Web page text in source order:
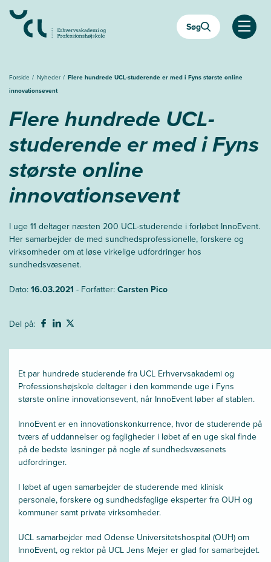
hovedindhold
Søg
Åben
Forside Nyheder
Flere hundrede UCL-studerende er med i Fyns største online
innovationsevent
Flere hundrede UCL-
studerende er med i Fyns
største online
innovationsevent
I uge 11 deltager næsten 200 UCL-studerende i forløbet InnoEvent.
Her samarbejder de med sundhedsprofessionelle, forskere og
virksomheder om at løse virkelige udfordringer hos
sundhedsvæsenet.
Dato:16.03.2021 - Forfatter:Carsten Pico
Del på:
Et par hundrede studerende fra UCL Erhvervsakademi og
Professionshøjskole deltager i den kommende uge i Fyns
største online innovationsevent, når InnoEvent løber af stablen.
InnoEvent er en innovationskonkurrence, hvor de studerende på
tværs af uddannelser og fagligheder i løbet af en uge skal finde
på de bedste løsninger på nogle af sundhedsvæsenets
udfordringer.
I løbet af ugen samarbejder de studerende med klinisk
personale, forskere og sundhedsfaglige eksperter fra OUH og
kommuner samt private virksomheder.
UCL samarbejder med Odense Universitetshospital (OUH) om
InnoEvent, og rektor på UCL Jens Mejer er glad for samarbejdet.